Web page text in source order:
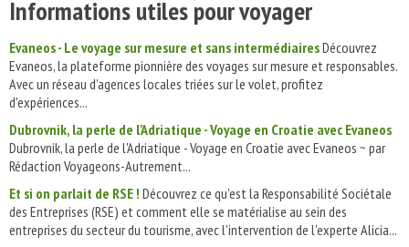
Informations utiles pour voyager
Evaneos - Le voyage sur mesure et sans intermédiairesDécouvrez
Evaneos, la plateforme pionnière des voyages sur mesure et responsables.
Avec un réseau d'agences locales triées sur le volet, profitez
d'expériences...
Dubrovnik, la perle de l'Adriatique - Voyage en Croatie avec Evaneos
Dubrovnik, la perle de l'Adriatique - Voyage en Croatie avec Evaneos ~ par
Rédaction Voyageons-Autrement...
Et si on parlait de RSE ! Découvrez ce qu'est la Responsabilité Sociétale
des Entreprises (RSE) et comment elle se matérialise au sein des
entreprises du secteur du tourisme, avec l'intervention de l'experte Alicia...